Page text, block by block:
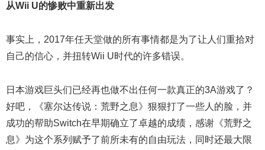
从Wii U的惨败中重新出发
事实上，2017年任天堂做的所有事情都是为了让人们重拾对
自己的信心，并扭转Wii U时代的许多错误。
日本游戏巨头们已经再也做不出任何一款真正的3A游戏了？
好吧，《塞尔达传说：荒野之息》狠狠打了一些人的脸，并
成功的帮助Switch在早期确立了卓越的成绩，感谢《荒野之
息》为这个系列赋予了前所未有的自由玩法，同时还最大限